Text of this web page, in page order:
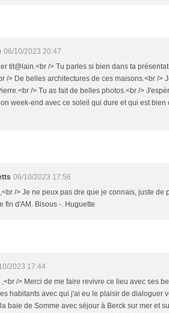
06/10/2023 20:47
tit@lain.<br /> Tu parles si bien dans ta
/> De belles architectures de ces maisons.<br />
/> Tu as fait de belles photos.<br />
week-end avec ce soleil qui dure et qui est
06/10/2023 17:56
/> Je ne peux pas dre que je connais, juste de
fin d'AM. Bisous -. Huguette
2023 17:44
,<br /> Merci de me faire revivre ce lieu avec ses
habitants avec qui j'ai eu le plaisir de dialoguer
baie de Somme avec séjour à Berck sur mer et